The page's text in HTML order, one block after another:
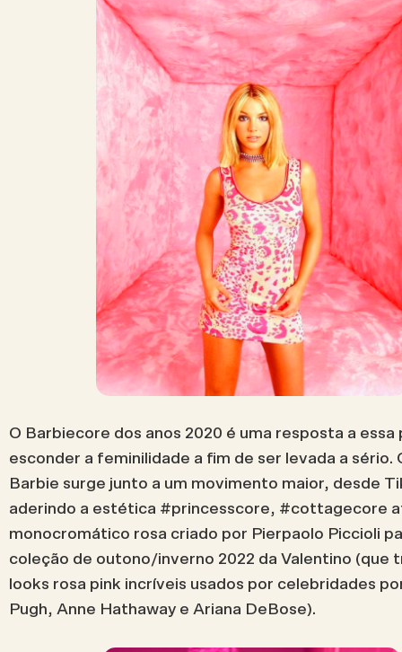
O Barbiecore dos anos 2020 é uma resposta a essa
esconder a feminilidade a fim de ser levada a sério.
Barbie surge junto a um movimento maior, desde
aderindo a estética #princesscore, #cottagecore
monocromático rosa criado por Pierpaolo Piccioli
coleção de outono/inverno 2022 da Valentino (que
looks rosa pink incríveis usados por celebridades
Pugh, Anne Hathaway e Ariana DeBose).